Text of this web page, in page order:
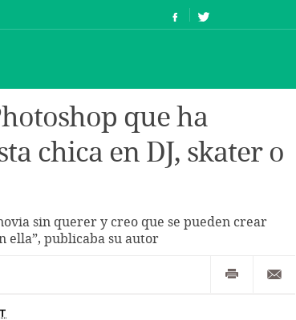
que ha
chica en DJ, skater o
sin querer y creo que se pueden crear
ella”, publicaba su autor